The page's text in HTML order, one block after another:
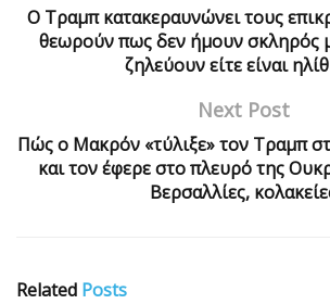
Ο Τραμπ κατακεραυνώνει τους
θεωρούν πως δεν ήμουν σκληρός
ζηλεύουν είτε είναι
Next Post
Πώς ο Μακρόν «τύλιξε» τον Τραμπ
και τον έφερε στο πλευρό της
Βερσαλλίες,
Related Posts